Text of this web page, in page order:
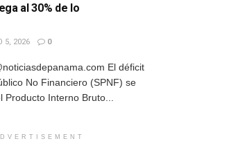
al 30% de lo
5, 2026 0
El déficit
No Financiero (SPNF) se
Producto Interno Bruto...